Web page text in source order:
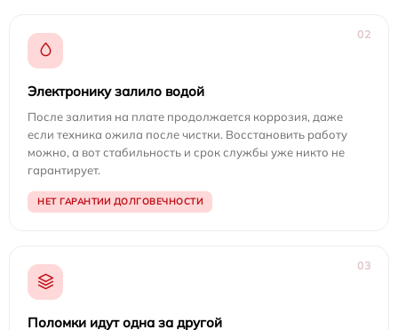
02
Электронику залило водой
После залития на плате продолжается коррозия, даже
если техника ожила после чистки. Восстановить работу
можно, а вот стабильность и срок службы уже никто не
гарантирует.
НЕТ ГАРАНТИИ ДОЛГОВЕЧНОСТИ
03
Поломки идут одна за другой